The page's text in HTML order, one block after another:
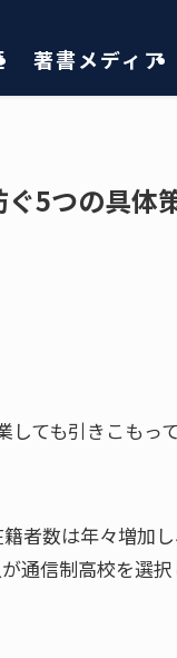
著書メディア
5つの具体
ても引きこもっ
者数は年々増加
通信制高校を選